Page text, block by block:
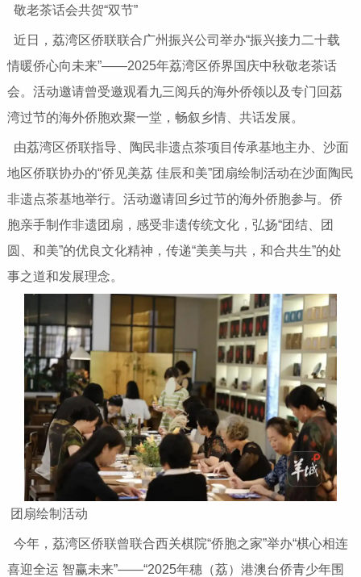
敬老茶话会共贺“双节”
近日，荔湾区侨联联合广州振兴公司举办“振兴接力二十载
情暖侨心向未来”——2025年荔湾区侨界国庆中秋敬老茶话
会。活动邀请曾受邀观看九三阅兵的海外侨领以及专门回荔
湾过节的海外侨胞欢聚一堂，畅叙乡情、共话发展。
由荔湾区侨联指导、陶民非遗点茶项目传承基地主办、沙面
地区侨联协办的“侨见美荔 佳辰和美”团扇绘制活动在沙面陶民
非遗点茶基地举行。活动邀请回乡过节的海外侨胞参与。侨
胞亲手制作非遗团扇，感受非遗传统文化，弘扬“团结、团
圆、和美”的优良文化精神，传递“美美与共，和合共生”的处
事之道和发展理念。
团扇绘制活动
今年，荔湾区侨联曾联合西关棋院“侨胞之家”举办“棋心相连
喜迎全运 智赢未来”——“2025年穗（荔）港澳台侨青少年围